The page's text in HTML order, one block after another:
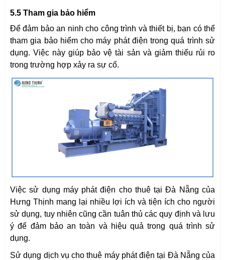
5.5 Tham gia bảo hiểm
Để đảm bảo an ninh cho công trình và thiết bị, bạn có thể
tham gia bảo hiểm cho máy phát điện trong quá trình sử
dụng. Việc này giúp bảo vệ tài sản và giảm thiểu rủi ro
trong trường hợp xảy ra sự cố.
Việc sử dụng máy phát điện cho thuê tại Đà Nẵng của
Hưng Thịnh mang lại nhiều lợi ích và tiện ích cho người
sử dụng, tuy nhiên cũng cần tuân thủ các quy định và lưu
ý để đảm bảo an toàn và hiệu quả trong quá trình sử
dụng.
Sử dụng dịch vụ cho thuê máy phát điện tại Đà Nẵng của